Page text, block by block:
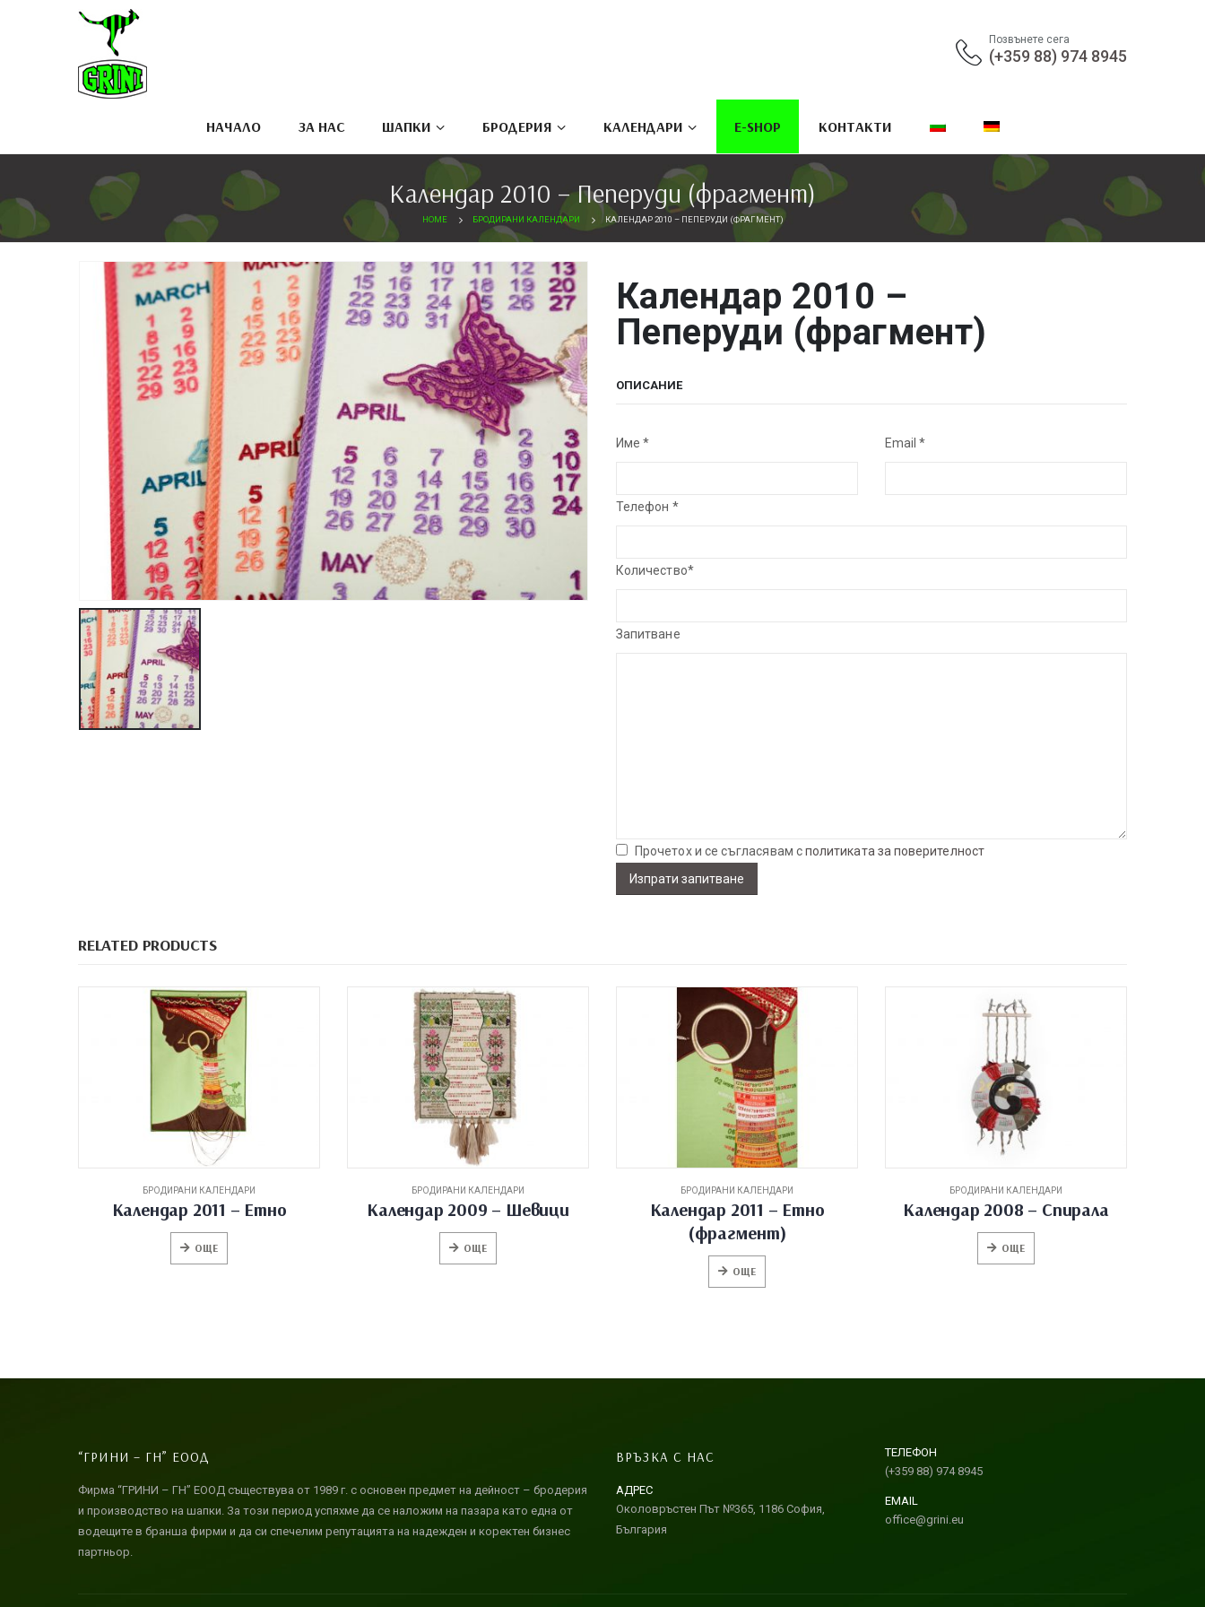
Позвънете сега
(+359 88) 974 8945
НАЧАЛО ЗА НАС ШАПКИ БРОДЕРИЯ КАЛЕНДАРИ E-SHOP КОНТАКТИ
Календар 2010 – Пеперуди (фрагмент)
HOME БРОДИРАНИ КАЛЕНДАРИ КАЛЕНДАР 2010 – ПЕПЕРУДИ (ФРАГМЕНТ)
Календар 2010 –
Пеперуди (фрагмент)
ОПИСАНИЕ
Име * Email *
Телефон *
Количество*
Запитване
Прочетох и се съгласявам сполитиката за поверителност
RELATED PRODUCTS
БРОДИРАНИ КАЛЕНДАРИ
Календар 2011 – Етно
ОЩЕ
БРОДИРАНИ КАЛЕНДАРИ
Календар 2009 – Шевици
ОЩЕ
БРОДИРАНИ КАЛЕНДАРИ
Календар 2011 – Етно
(фрагмент)
ОЩЕ
БРОДИРАНИ КАЛЕНДАРИ
Календар 2008 – Спирала
ОЩЕ
“ГРИНИ – ГН” ЕООД
Фирма “ГРИНИ – ГН” ЕООД съществува от 1989 г. с основен предмет на дейност – бродерия
и производство на шапки. За този период успяхме да се наложим на пазара като една от
водещите в бранша фирми и да си спечелим репутацията на надежден и коректен бизнес
партньор.
ВРЪЗКА С НАС
АДРЕС
Околовръстен Път №365, 1186 София,
България
ТЕЛЕФОН
(+359 88) 974 8945
EMAIL
office@grini.eu